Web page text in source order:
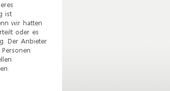
ist
wir hatten
oder es
Der Anbieter